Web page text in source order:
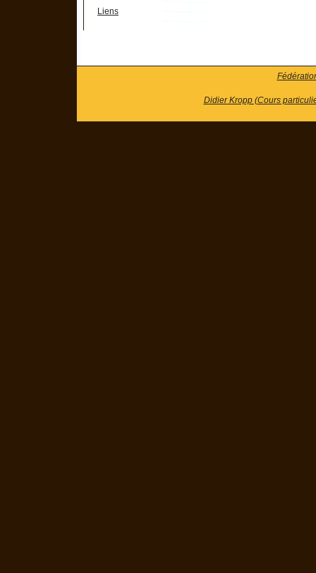
Liens
Didier Kropp (Cours